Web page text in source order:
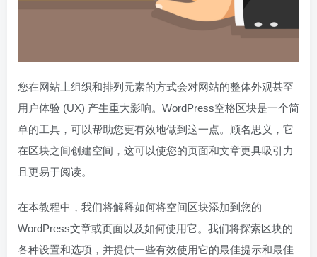
您在网站上组织和排列元素的方式会对网站的整体外观甚至
用户体验 (UX) 产生重大影响。WordPress空格区块是一个简
单的工具，可以帮助您更有效地做到这一点。顾名思义，它
在区块之间创建空间，这可以使您的页面和文章更具吸引力
且更易于阅读。
在本教程中，我们将解释如何将空间区块添加到您的
WordPress文章或页面以及如何使用它。我们将探索区块的
各种设置和选项，并提供一些有效使用它的最佳提示和最佳